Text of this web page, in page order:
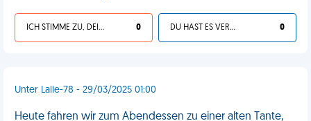
ICH STIMME ZU, DEIN LEBEN IST SCHEISSE 0 DU HAST ES VERDIENT 0
Unter Lalie-78 - 29/03/2025 01:00
Heute fahren wir zum Abendessen zu einer alten Tante,